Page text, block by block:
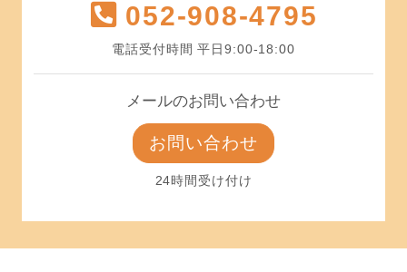
052-908-4795
電話受付時間 平日9:00-18:00
メールのお問い合わせ
お問い合わせ
24時間受け付け